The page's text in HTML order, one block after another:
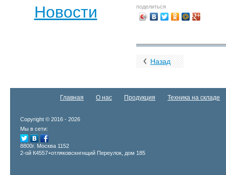
Новости поделиться
Назад
Главная О нас Продукция Техника на складе
Copyright © 2016 - 2026
Мы в сети:
8800г. Москва 1152
2-ой К4557+отляковскнгнщий Переулок, дом 185